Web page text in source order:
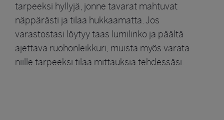
tarpeeksi hyllyjä, jonne tavarat mahtuvat
näppärästi ja tilaa hukkaamatta. Jos
varastostasi löytyy taas lumilinko ja päältä
ajettava ruohonleikkuri, muista myös varata
niille tarpeeksi tilaa mittauksia tehdessäsi.